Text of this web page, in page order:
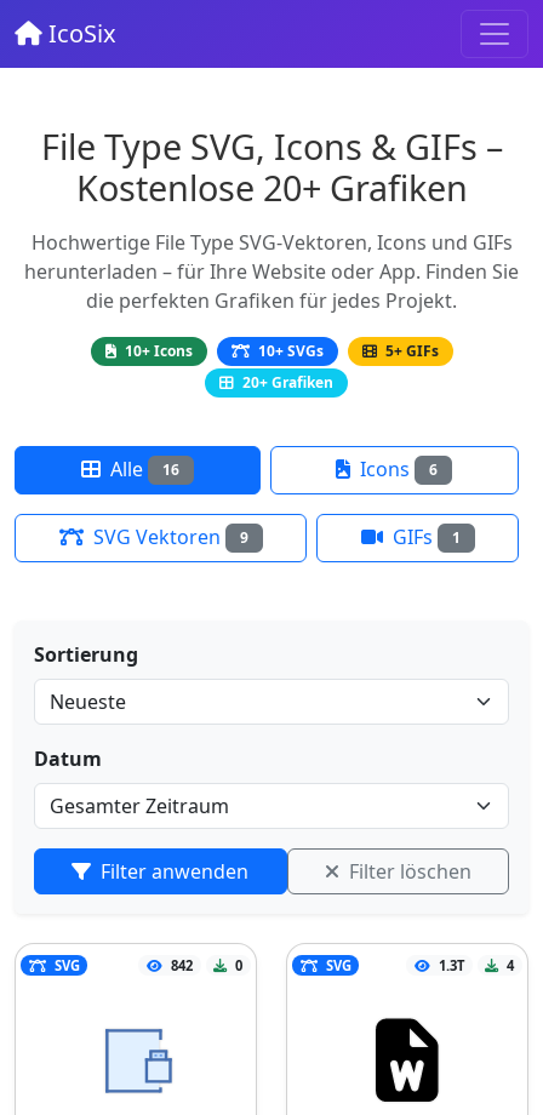
IcoSix
File Type SVG, Icons & GIFs –
Kostenlose 20+ Grafiken
Hochwertige File Type SVG-Vektoren, Icons und GIFs
herunterladen – für Ihre Website oder App. Finden Sie
die perfekten Grafiken für jedes Projekt.
10+ Icons 10+ SVGs
5+ GIFs
20+ Grafiken
Alle 16 Icons 6
SVG Vektoren 9 GIFs 1
Sortierung
Datum
Filter anwenden Filter löschen
SVG 842 0 SVG 1.3T 4